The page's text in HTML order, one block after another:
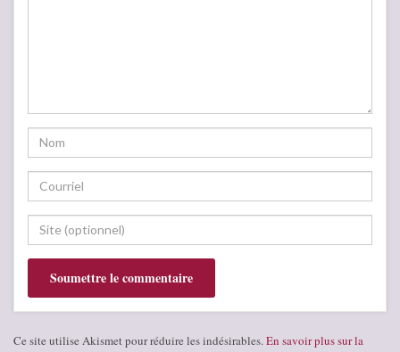
Ce site utilise Akismet pour réduire les indésirables. En savoir plus sur la